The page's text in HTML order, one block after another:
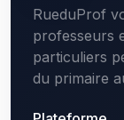
RueduProf
professeurs
particuliers
du primaire